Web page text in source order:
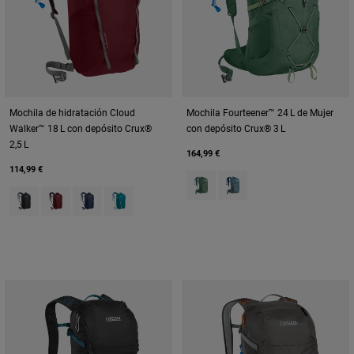
Mochila de hidratación Cloud
Walker™ 18 L con depósito Crux®
2,5 L
114,99 €
Product swatch type of Black.
Product swatch type of Cabernet.
Product swatch type of Navy.
Product swatch type of Tahitian Tide.
Mochila Fourteener™ 24 L de Mujer
con depósito Crux® 3 L
164,99 €
Product swatch type of Sage
Product swatch type of